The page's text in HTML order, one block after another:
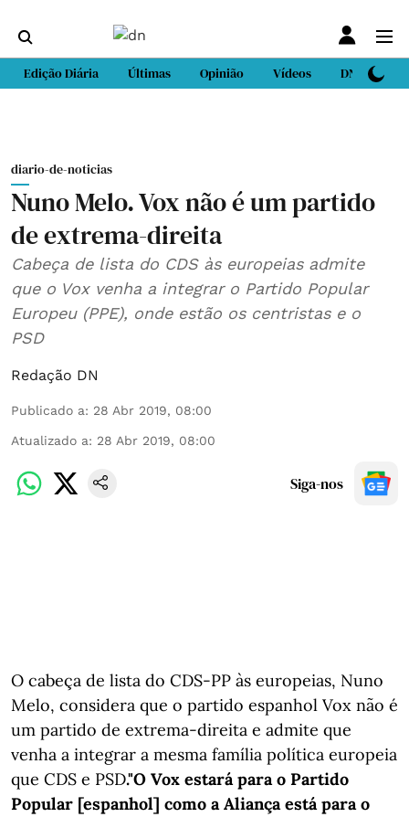
Edição Diária Últimas Opinião Vídeos DN Sport
diario-de-noticias
Nuno Melo. Vox não é um partido
de extrema-direita
Cabeça de lista do CDS às europeias admite
que o Vox venha a integrar o Partido Popular
Europeu (PPE), onde estão os centristas e o
PSD
Redação DN
Publicado a: 28 Abr 2019, 08:00
Atualizado a: 28 Abr 2019, 08:00
Siga-nos
O cabeça de lista do CDS-PP às europeias, Nuno
Melo, considera que o partido espanhol Vox não é
um partido de extrema-direita e admite que
venha a integrar a mesma família política europeia
que CDS e PSD."O Vox estará para o Partido
Popular [espanhol] como a Aliança está para o